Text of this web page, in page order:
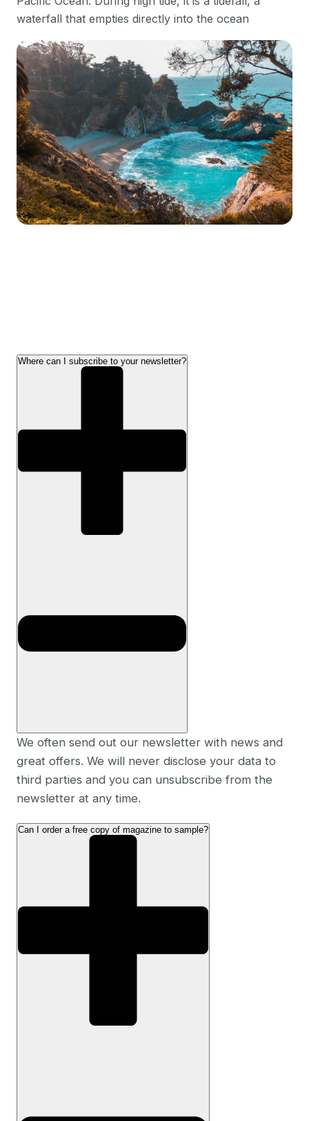
waterfall that empties directly into the ocean
Where can I subscribe to your newsletter?
We often send out our newsletter with news and
great offers. We will never disclose your data to
third parties and you can unsubscribe from the
newsletter at any time.
Can I order a free copy of magazine to sample?